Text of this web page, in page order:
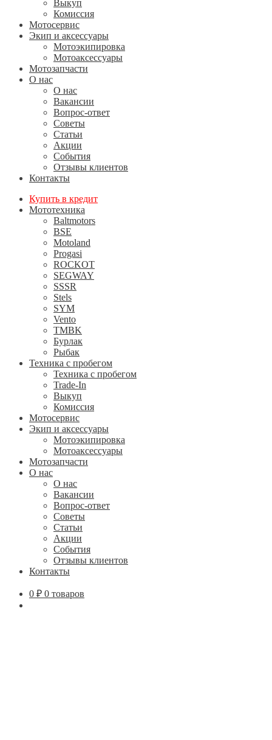
Выкуп
Комиссия
Мотосервис
Экип и аксессуары
Мотоэкипировка
Мотоаксессуары
Мотозапчасти
О нас
О нас
Вакансии
Вопрос-ответ
Советы
Статьи
Акции
События
Отзывы клиентов
Контакты
Купить в кредит
Мототехника
Baltmotors
BSE
Motoland
Progasi
ROCKOT
SEGWAY
SSSR
Stels
SYM
Vento
TMBK
Бурлак
Рыбак
Техника с пробегом
Техника с пробегом
Trade-In
Выкуп
Комиссия
Мотосервис
Экип и аксессуары
Мотоэкипировка
Мотоаксессуары
Мотозапчасти
О нас
О нас
Вакансии
Вопрос-ответ
Советы
Статьи
Акции
События
Отзывы клиентов
Контакты
0 ₽ 0 товаров